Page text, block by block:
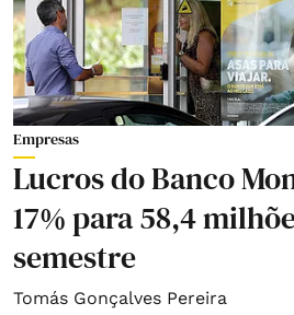
Empresas
Lucros do Banco
17% para 58,4
semestre
Tomás Gonçalves Pereira